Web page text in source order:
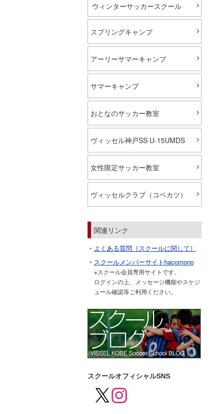
ウィンターサッカースクール
スプリングキャンプ
アーリーサマーキャンプ
サマーキャンプ
おとなのサッカー教室
ヴィッセル神戸SS U-15UMDS
女性限定サッカー教室
ヴィッセルクラブ（コベカツ）
関連リンク
よくある質問［スクールに関して］
スクールメンバーサイトhacomono
※スクール会員専用サイトです。
ログインの上、メッセージ機能やスケジ
ュール確認等ご利用ください。
スクールオフィシャルSNS